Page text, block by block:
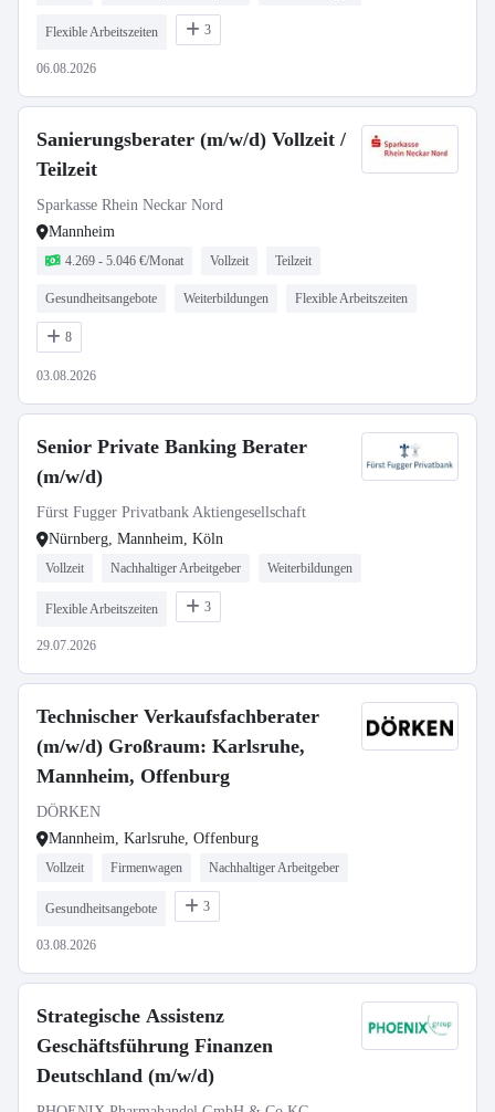
Flexible Arbeitszeiten 3
06.08.2026
Sanierungsberater (m/w/d) Vollzeit /
Teilzeit
Sparkasse Rhein Neckar Nord
Mannheim
4.269 - 5.046 €/Monat Vollzeit Teilzeit
Gesundheitsangebote Weiterbildungen Flexible Arbeitszeiten
8
03.08.2026
Senior Private Banking Berater
(m/w/d)
Fürst Fugger Privatbank Aktiengesellschaft
Nürnberg, Mannheim, Köln
Vollzeit Nachhaltiger Arbeitgeber Weiterbildungen
Flexible Arbeitszeiten 3
29.07.2026
Technischer Verkaufsfachberater
(m/w/d) Großraum: Karlsruhe,
Mannheim, Offenburg
DÖRKEN
Mannheim, Karlsruhe, Offenburg
Vollzeit Firmenwagen Nachhaltiger Arbeitgeber
Gesundheitsangebote 3
03.08.2026
Strategische Assistenz
Geschäftsführung Finanzen
Deutschland (m/w/d)